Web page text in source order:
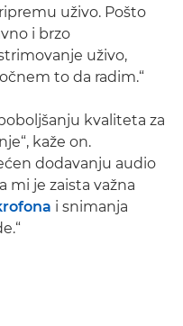
uživo. Pošto
i brzo
uživo,
to da radim.“
kvaliteta za
kaže on.
dodavanju audio
mi je zaista važna
i snimanja